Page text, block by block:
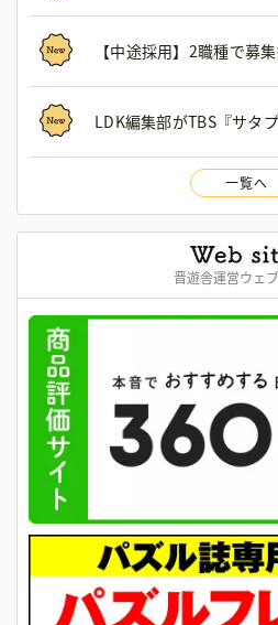
【中途採用】2職種で募
LDK編集部がTBS『サタ
一覧へ
晋遊舎運営ウェ